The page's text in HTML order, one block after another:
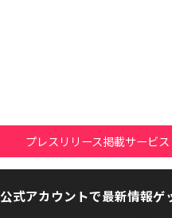
プレスリリース掲載サービス
公式アカウントで最新情報ゲ